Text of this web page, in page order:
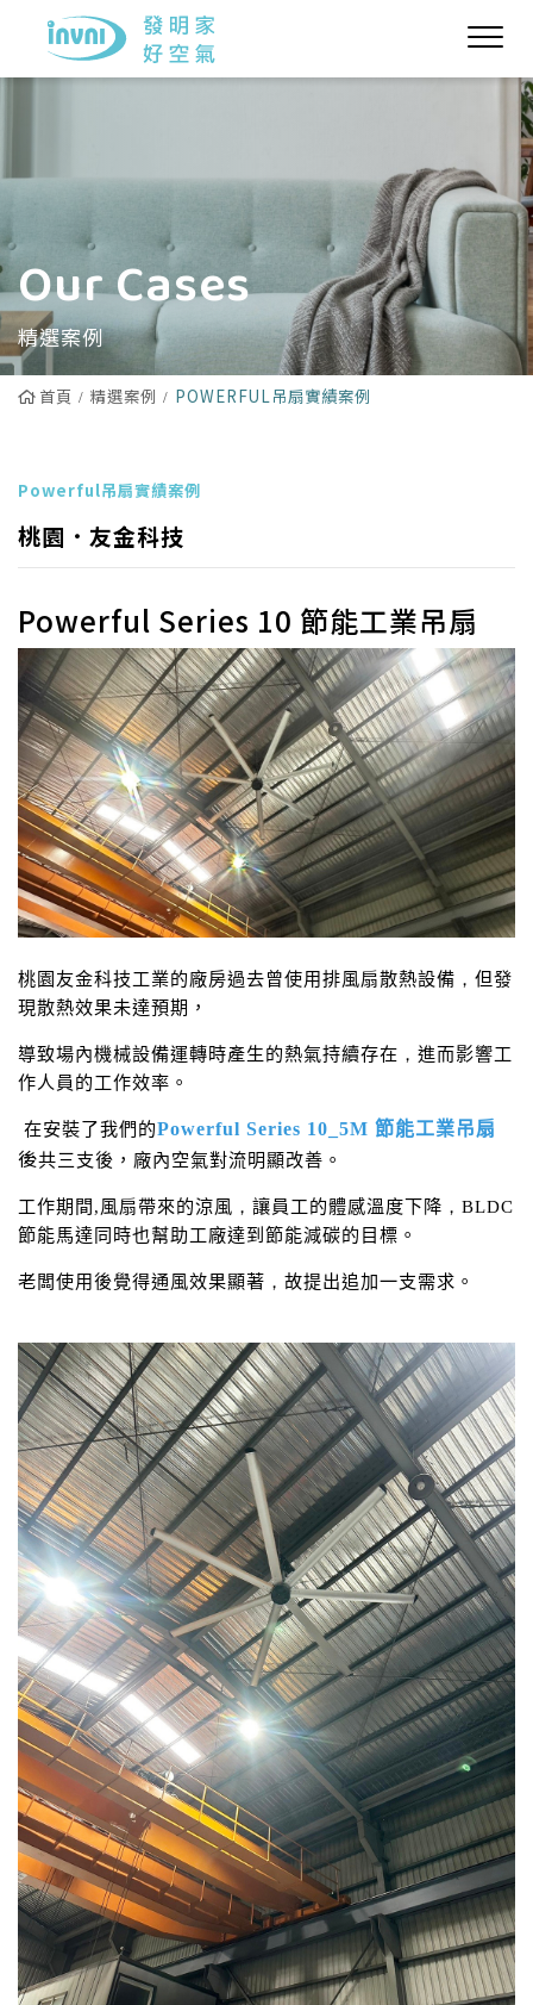
Our Cases
精選案例
首頁 精選案例 POWERFUL吊扇實績案例
Powerful吊扇實績案例
桃園．友金科技
Powerful Series 10 節能工業吊扇
桃園友金科技工業的廠房過去曾使用排風扇散熱設備 ， 但發
現散熱效果未達預期，
導致場內機械設備運轉時產生的熱氣持續存在 ， 進而影響工
作人員的工作效率。
在安裝了我們的Powerful Series 10_5M 節能工業吊扇
後共三支後，廠內空氣對流明顯改善。
工作期間 ,風扇帶來的涼風 ， 讓員工的體感溫度下降 ， BLDC
節能馬達同時也幫助工廠達到節能減碳的目標。
老闆使用後覺得通風效果顯著 ， 故提出追加一支需求。